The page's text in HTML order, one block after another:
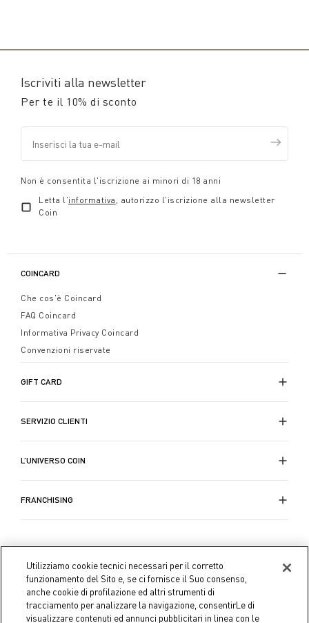
Iscriviti alla newsletter
Per te il 10% di sconto
Non è consentita l'iscrizione ai minori di 18 anni
Letta l'informativa , autorizzo l'iscrizione alla newsletter
Coin
COINCARD
Che cos'è Coincard
FAQ Coincard
Informativa Privacy Coincard
Convenzioni riservate
GIFT CARD
SERVIZIO CLIENTI
L’UNIVERSO COIN
FRANCHISING
Utilizziamo cookie tecnici necessari per il corretto
funzionamento del Sito e, se ci fornisce il Suo consenso,
anche cookie di profilazione ed altri strumenti di
tracciamento per analizzare la navigazione, consentirLe di
visualizzare contenuti ed annunci pubblicitari in linea con le